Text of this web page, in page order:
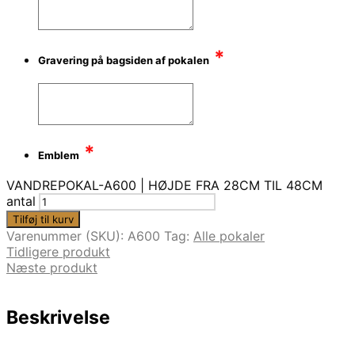
Gravering på bagsiden af pokalen *
Emblem *
VANDREPOKAL-A600 | HØJDE FRA 28CM TIL 48CM
antal
Tilføj til kurv
Varenummer (SKU): A600 Tag: Alle pokaler
Tidligere produkt
Næste produkt
Beskrivelse